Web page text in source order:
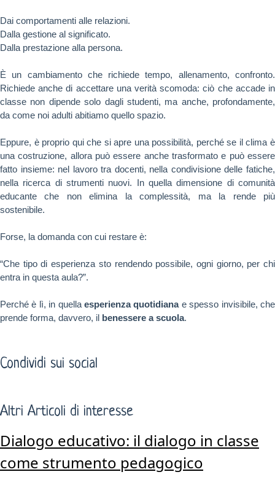
Dai comportamenti alle relazioni.
Dalla gestione al significato.
Dalla prestazione alla persona.
È un cambiamento che richiede tempo, allenamento, confronto.
Richiede anche di accettare una verità scomoda: ciò che accade in
classe non dipende solo dagli studenti, ma anche, profondamente,
da come noi adulti abitiamo quello spazio.
Eppure, è proprio qui che si apre una possibilità, perché se il clima è
una costruzione, allora può essere anche trasformato e può essere
fatto insieme: nel lavoro tra docenti, nella condivisione delle fatiche,
nella ricerca di strumenti nuovi. In quella dimensione di comunità
educante che non elimina la complessità, ma la rende più
sostenibile.
Forse, la domanda con cui restare è:
“Che tipo di esperienza sto rendendo possibile, ogni giorno, per chi
entra in questa aula?”.
Perché è lì, in quella esperienza quotidianae spesso invisibile, che
prende forma, davvero, il benessere a scuola.
Condividi sui social
Altri Articoli di interesse
Dialogo educativo: il dialogo in classe
come strumento pedagogico